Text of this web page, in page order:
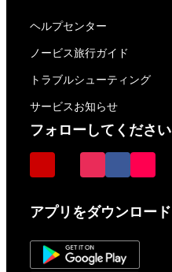
ヘルプセンター
ノービス旅行ガイド
トラブルシューティング
サービスお知らせ
フォローしてください
アプリをダウンロード